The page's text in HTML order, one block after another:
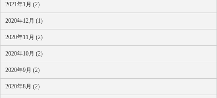
2021年1月 (2)
2020年12月 (1)
2020年11月 (2)
2020年10月 (2)
2020年9月 (2)
2020年8月 (2)